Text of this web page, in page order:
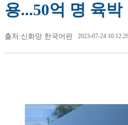
용...50억 명 육박
출처:신화망 한국어판 2023-07-24